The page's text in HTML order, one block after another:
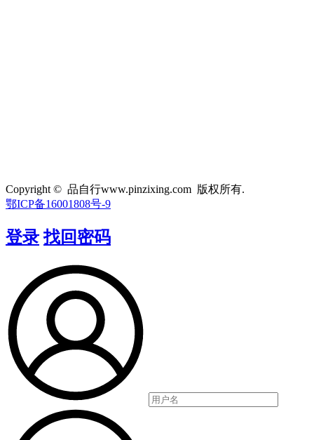
Copyright © 品自行www.pinzixing.com 版权所有.
鄂ICP备16001808号-9
登录 找回密码